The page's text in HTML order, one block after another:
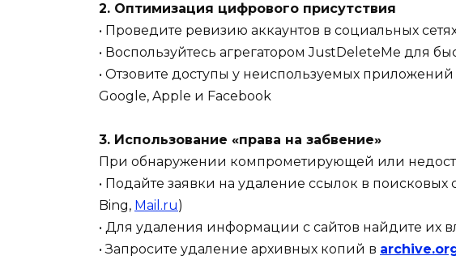
2. Оптимизация цифрового присутствия
• Проведите ревизию аккаунтов в социальных
• Воспользуйтесь агрегатором JustDeleteMe для
• Отзовите доступы у неиспользуемых приложений
Google, Apple и Facebook
3. Использование «права на забвение»
При обнаружении компрометирующей или
• Подайте заявки на удаление ссылок в поисковых
Bing, Mail.ru)
• Для удаления информации с сайтов найдите их
• Запросите удаление архивных копий в